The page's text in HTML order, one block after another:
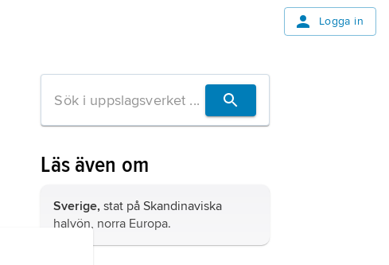
Logga in
Läs även om
Sverige, stat på Skandinaviska
halvön, norra Europa.